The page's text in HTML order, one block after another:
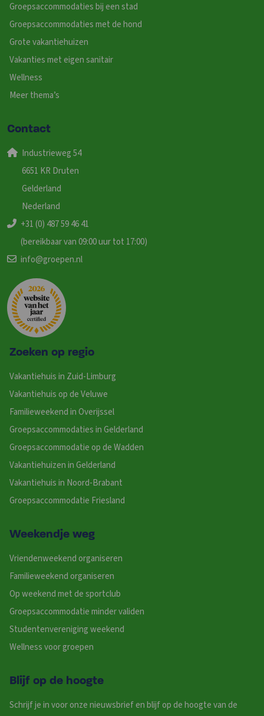
Groepsaccommodaties bij een stad
Groepsaccommodaties met de hond
Grote vakantiehuizen
Vakanties met eigen sanitair
Wellness
Meer thema’s
Contact
Industrieweg 54
6651 KR Druten
Gelderland
Nederland
+31 (0) 487 59 46 41
(bereikbaar van 09:00 uur tot 17:00)
info@groepen.nl
Zoeken op regio
Vakantiehuis in Zuid-Limburg
Vakantiehuis op de Veluwe
Familieweekend in Overijssel
Groepsaccommodaties in Gelderland
Groepsaccommodatie op de Wadden
Vakantiehuizen in Gelderland
Vakantiehuis in Noord-Brabant
Groepsaccommodatie Friesland
Weekendje weg
Vriendenweekend organiseren
Familieweekend organiseren
Op weekend met de sportclub
Groepsaccommodatie minder validen
Studentenvereniging weekend
Wellness voor groepen
Blijf op de hoogte
Schrijf je in voor onze nieuwsbrief en blijf op de hoogte van de